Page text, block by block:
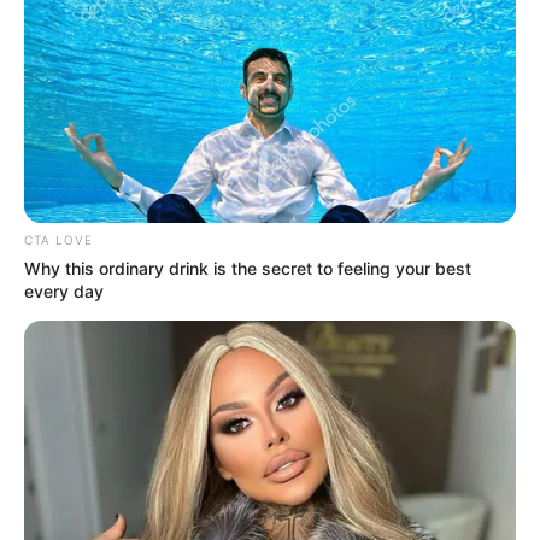
Mute
Baca juga:Sinopsis One Fine Week 2, Kisah Gadis Biasa yang
Bertukar Peran dengan Idol
Daftar isi
Detail
Judul: A Love So Beautiful / 아름다웠던 우리에게
Judul Lain: Areumdawotdeon Uriege
Genre: Romantis, Komedi, Anak Muda
Negara: Korea Selatan
Sutradara: Seo Min Jung
Produser: –
CTA LOVE
Why this ordinary drink is the secret to feeling your best
every day